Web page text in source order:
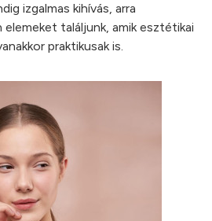
izgalmas kihívás, arra
találjunk, amik esztétikai
praktikusak is.